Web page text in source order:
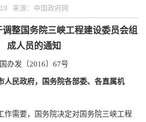
来源： 中国政府网
调整国务院三峡工程建设委员会组
成人员的通知
国办发〔2016〕67号
人民政府，国务院各部委、各直属机
作需要，国务院决定对国务院三峡工程